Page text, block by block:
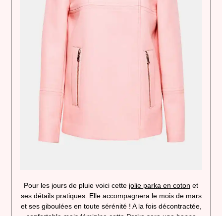
Pour les jours de pluie voici cette jolie parka en coton et
ses détails pratiques. Elle accompagnera le mois de mars
et ses giboulées en toute sérénité ! A la fois décontractée,